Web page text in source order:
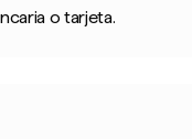
o tarjeta.